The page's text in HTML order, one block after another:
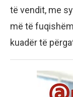
të vendit, me
më të
kuadër të